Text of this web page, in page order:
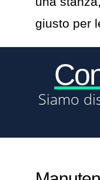
giusto per
Siamo